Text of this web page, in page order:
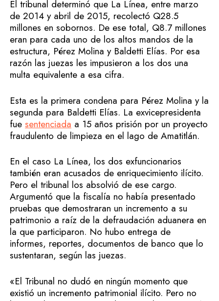
El tribunal determinó que La Línea, entre marzo
de 2014 y abril de 2015, recolectó Q28.5
millones en sobornos. De ese total, Q8.7 millones
eran para cada uno de los altos mandos de la
estructura, Pérez Molina y Baldetti Elías. Por esa
razón las juezas les impusieron a los dos una
multa equivalente a esa cifra.
Esta es la primera condena para Pérez Molina y la
segunda para Baldetti Elías. La exvicepresidenta
fue sentenciada a 15 años prisión por un proyecto
fraudulento de limpieza en el lago de Amatitlán.
En el caso La Línea, los dos exfuncionarios
también eran acusados de enriquecimiento ilícito.
Pero el tribunal los absolvió de ese cargo.
Argumentó que la fiscalía no había presentado
pruebas que demostraran un incremento a su
patrimonio a raíz de la defraudación aduanera en
la que participaron. No hubo entrega de
informes, reportes, documentos de banco que lo
sustentaran, según las juezas.
«El Tribunal no dudó en ningún momento que
existió un incremento patrimonial ilícito. Pero no